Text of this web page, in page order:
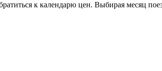
к календарю цен. Выбирая месяц